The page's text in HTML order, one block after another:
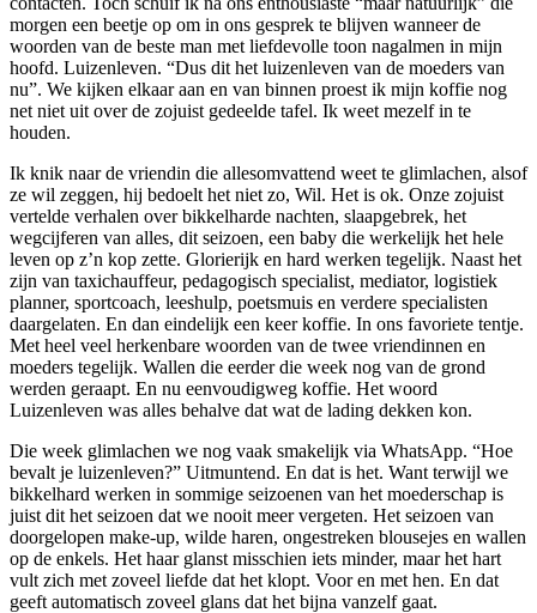
morgen een beetje op om in ons gesprek te blijven wanneer de
woorden van de beste man met liefdevolle toon nagalmen in mijn
hoofd. Luizenleven. “Dus dit het luizenleven van de moeders van
nu”. We kijken elkaar aan en van binnen proest ik mijn koffie nog
net niet uit over de zojuist gedeelde tafel. Ik weet mezelf in te
houden.
Ik knik naar de vriendin die allesomvattend weet te glimlachen, alsof
ze wil zeggen, hij bedoelt het niet zo, Wil. Het is ok. Onze zojuist
vertelde verhalen over bikkelharde nachten, slaapgebrek, het
wegcijferen van alles, dit seizoen, een baby die werkelijk het hele
leven op z’n kop zette. Glorierijk en hard werken tegelijk. Naast het
zijn van taxichauffeur, pedagogisch specialist, mediator, logistiek
planner, sportcoach, leeshulp, poetsmuis en verdere specialisten
daargelaten. En dan eindelijk een keer koffie. In ons favoriete tentje.
Met heel veel herkenbare woorden van de twee vriendinnen en
moeders tegelijk. Wallen die eerder die week nog van de grond
werden geraapt. En nu eenvoudigweg koffie. Het woord
Luizenleven was alles behalve dat wat de lading dekken kon.
Die week glimlachen we nog vaak smakelijk via WhatsApp. “Hoe
bevalt je luizenleven?” Uitmuntend. En dat is het. Want terwijl we
bikkelhard werken in sommige seizoenen van het moederschap is
juist dit het seizoen dat we nooit meer vergeten. Het seizoen van
doorgelopen make-up, wilde haren, ongestreken blousejes en wallen
op de enkels. Het haar glanst misschien iets minder, maar het hart
vult zich met zoveel liefde dat het klopt. Voor en met hen. En dat
geeft automatisch zoveel glans dat het bijna vanzelf gaat.